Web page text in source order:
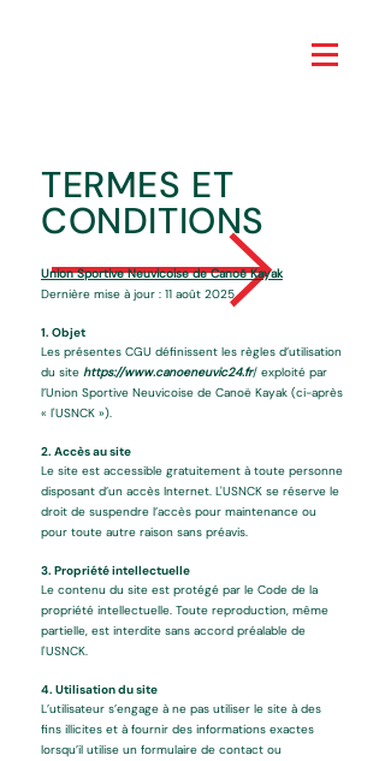
TERMES ET
CONDITIONS
Union Sportive Neuvicoise de Canoë Kayak
Dernière mise à jour : 11 août 2025
1. Objet
Les présentes CGU définissent les règles d’utilisation
du site https://www.canoeneuvic24.fr/ exploité par
l’Union Sportive Neuvicoise de Canoë Kayak (ci-après
« l'USNCK »).
2. Accès au site
Le site est accessible gratuitement à toute personne
disposant d’un accès Internet. L'USNCK se réserve le
droit de suspendre l’accès pour maintenance ou
pour toute autre raison sans préavis.
3. Propriété intellectuelle
Le contenu du site est protégé par le Code de la
propriété intellectuelle. Toute reproduction, même
partielle, est interdite sans accord préalable de
l'USNCK.
4. Utilisation du site
L’utilisateur s’engage à ne pas utiliser le site à des
fins illicites et à fournir des informations exactes
lorsqu’il utilise un formulaire de contact ou